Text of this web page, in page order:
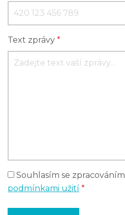
Text zprávy *
Souhlasím se zpracováním
podmínkami užití *